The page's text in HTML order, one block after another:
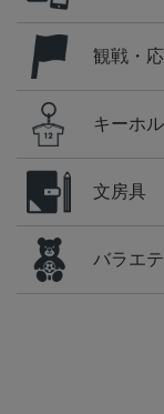
観戦・
キーホ
文房具
バラエ